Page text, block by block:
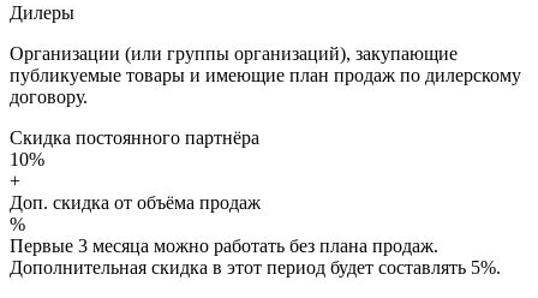
Дилеры
Организации (или группы организаций), закупающие
публикуемые товары и имеющие план продаж по дилерскому
договору.
Скидка постоянного партнёра
10%
+
Доп. скидка от объёма продаж
%
Первые 3 месяца можно работать без плана продаж.
Дополнительная скидка в этот период будет составлять 5%.